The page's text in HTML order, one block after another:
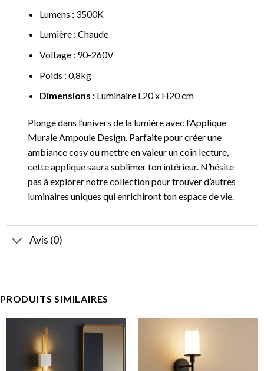
Lumens : 3500K
Lumière : Chaude
Voltage : 90-260V
Poids : 0,8kg
Dimensions : Luminaire L20 x H20 cm
Plonge dans l’univers de la lumière avec l’Applique
Murale Ampoule Design. Parfaite pour créer une
ambiance cosy ou mettre en valeur un coin lecture,
cette applique saura sublimer ton intérieur. N’hésite
pas à explorer notre collection pour trouver d’autres
luminaires uniques qui enrichiront ton espace de vie.
Avis (0)
PRODUITS SIMILAIRES